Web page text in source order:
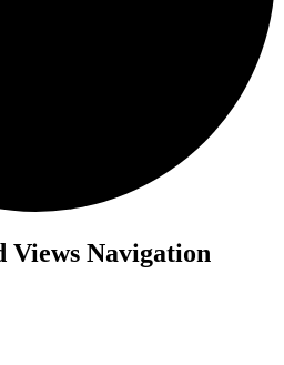
Views Navigation